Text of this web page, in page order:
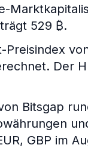
529 ₿.
Der
Bitsgap
GBP im